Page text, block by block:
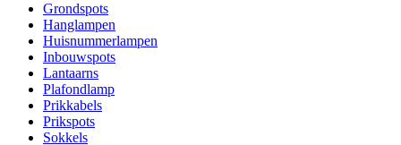
Grondspots
Hanglampen
Huisnummerlampen
Inbouwspots
Lantaarns
Plafondlamp
Prikkabels
Prikspots
Sokkels